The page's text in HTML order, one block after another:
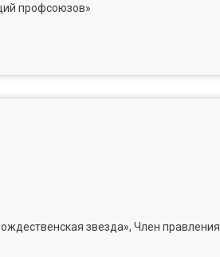
профсоюзов»
звезда», Член правления